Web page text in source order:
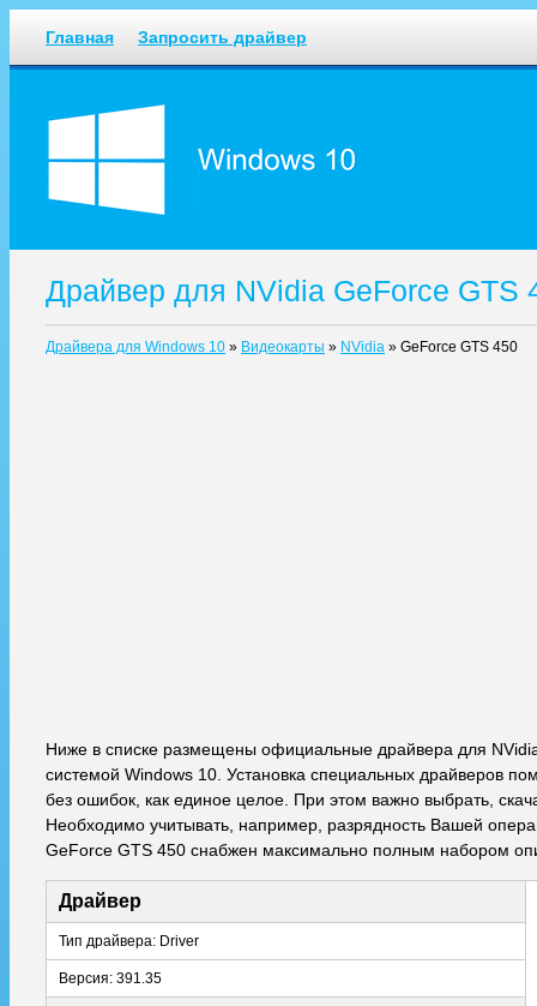
Главная Запросить драйвер
Драйвер для NVidia GeForce GTS
Драйвера для Windows 10 » Видеокарты » NVidia » GeForce GTS 450
Ниже в списке размещены официальные драйвера для
системой Windows 10. Установка специальных драйверов
без ошибок, как единое целое. При этом важно выбрать,
Необходимо учитывать, например, разрядность Вашей
GeForce GTS 450 снабжен максимально полным набором
Драйвер
Тип драйвера: Driver
Версия: 391.35